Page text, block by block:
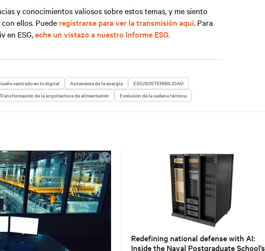
y conocimientos valiosos sobre estos temas, y me siento
ellos. Puede registrarse para ver la transmisión aquí. Para
en ESG,eche un vistazo a nuestro Informe ESG.
centrado en lo digital Autonomía de la energía
ESG/SOSTENIBILIDAD
Transformación de la arquitectura de alimentación Evolución de la cadena térmica
Redefining national defense with AI:
Inside the Naval Postgraduate School’s